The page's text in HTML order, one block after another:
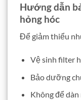
Hướng dẫn
hỏng hóc
Để giảm thiểu
Vệ sinh filter
Bảo dưỡng
Không để